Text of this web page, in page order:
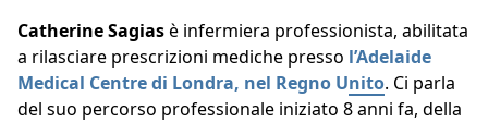
Catherine Sagiasè infermiera professionista, abilitata
a rilasciare prescrizioni mediche presso l’Adelaide
Medical Centre di Londra, nel Regno Unito. Ci parla
del suo percorso professionale iniziato 8 anni fa, della